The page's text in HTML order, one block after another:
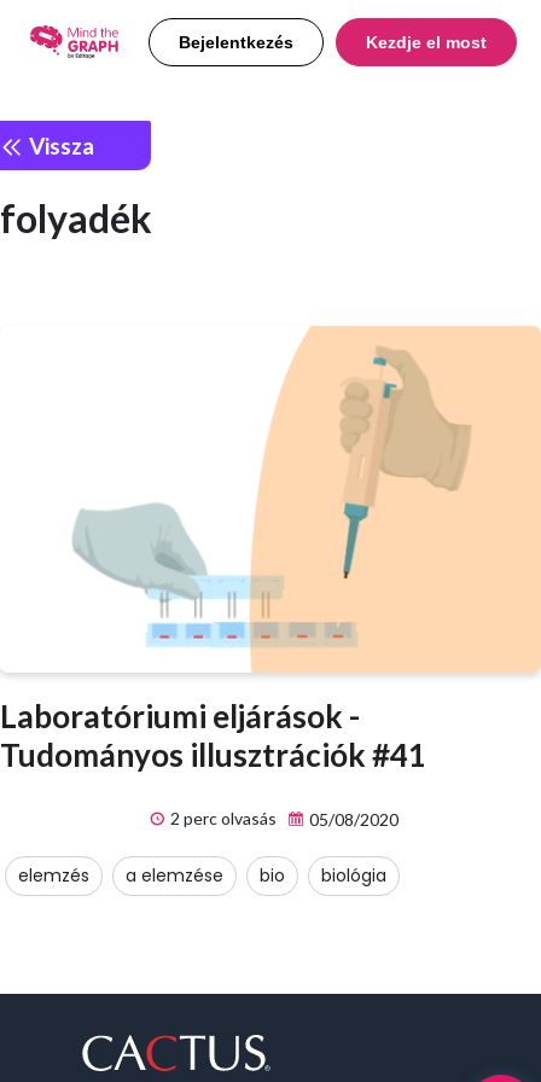
Bejelentkezés Kezdje el most
Vissza
folyadék
Laboratóriumi eljárások -
Tudományos illusztrációk #41
2 perc olvasás 05/08/2020
elemzés a elemzése bio biológia